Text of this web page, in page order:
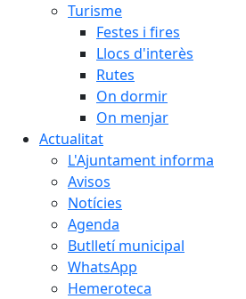
Turisme
Festes i fires
Llocs d'interès
Rutes
On dormir
On menjar
Actualitat
L'Ajuntament informa
Avisos
Notícies
Agenda
Butlletí municipal
WhatsApp
Hemeroteca